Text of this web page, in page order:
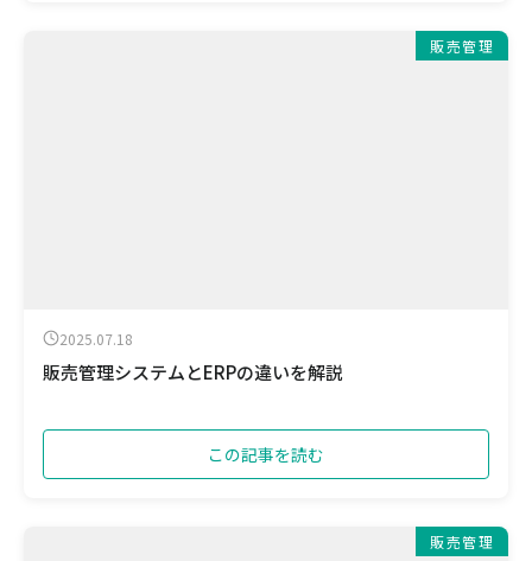
販売管理
2025.07.18
販売管理システムとERPの違いを解説
この記事を読む
販売管理